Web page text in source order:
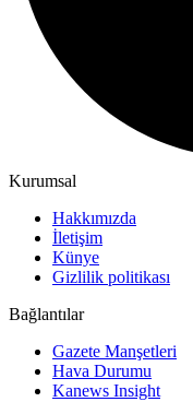
Kurumsal
Hakkımızda
İletişim
Künye
Gizlilik politikası
Bağlantılar
Gazete Manşetleri
Hava Durumu
Kanews Insight